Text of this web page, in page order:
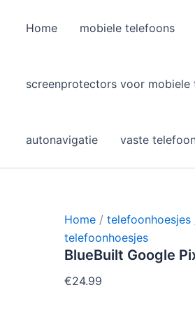
Home mobiele telefoons
screenprotectors voor mobiele
autonavigatie vaste
Home / telefoonhoesjes
telefoonhoesjes
BlueBuilt Google
€24.99